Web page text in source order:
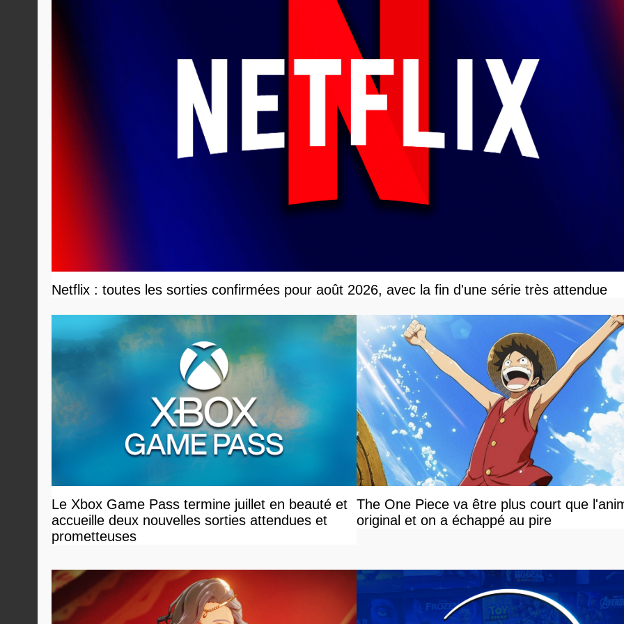
Netflix : toutes les sorties confirmées pour août 2026, avec la fin d'une série très attendue
Le Xbox Game Pass termine juillet en beauté et
accueille deux nouvelles sorties attendues et
prometteuses
The One Piece va être plus court que
original et on a échappé au pire